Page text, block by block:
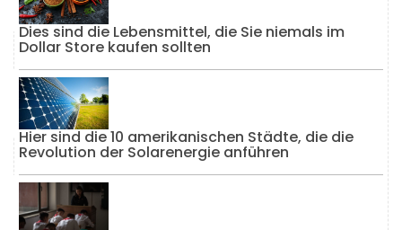
Dies sind die Lebensmittel, die Sie niemals im
Dollar Store kaufen sollten
Hier sind die 10 amerikanischen Städte, die die
Revolution der Solarenergie anführen